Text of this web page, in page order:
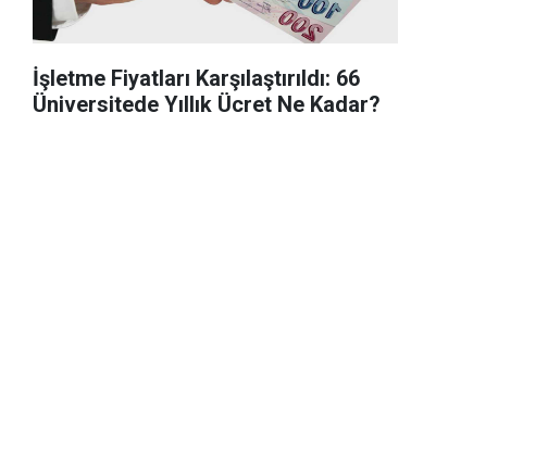
İşletme Fiyatları Karşılaştırıldı: 66
Üniversitede Yıllık Ücret Ne Kadar?